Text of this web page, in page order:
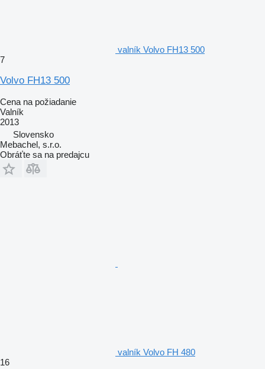
valník Volvo FH13 500
7
Volvo FH13 500
Cena na požiadanie
Valník
2013
Slovensko
Mebachel, s.r.o.
Obráťte sa na predajcu
valník Volvo FH 480
16